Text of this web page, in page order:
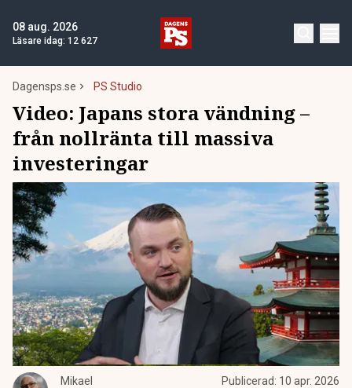
08 aug. 2026
Läsare idag: 12 627
Dagensps.se PS Studio
Video: Japans stora vändning –
från nollränta till massiva
investeringar
Mikael
Publicerad: 10 apr. 2026